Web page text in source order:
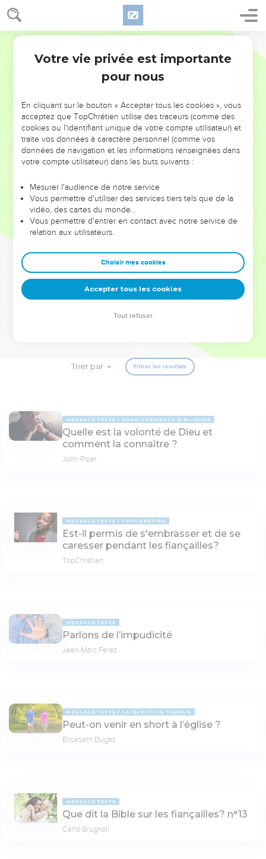
NE MANQUEZ PAS L’ÉVÉNEMENT
DE L’ANNÉE !
ET SI LEURS ERREURS POUVAIENT VOUS ÉVITER LES
VOTRES ?
leur foi ou leur vision. Mais on voit moins les doutes, les erreurs
et les saisons difficiles qu'ils ont traversés, alors même que ce
sont elles qui les ont façonnés.
Dans cette conférence, leaders, entrepreneurs, et responsables
clés pour avancer avec plus de sagesse afin que leurs erreurs
deviennent vos tremplins. Que vous guidiez un ministère, une
équipe, un groupe ou une famille, leur expérience est faite
pour vous.
Trier par Filtrer les résultats
MESSAGE TEXTE ENSEIGNEMENTS BIBLIQUES
Quelle est la volonté de Dieu et
comment la connaître ?
John Piper
MESSAGE TEXTE TOPCHRÉTIEN
Est-il permis de s'embrasser et de se
caresser pendant les fiançailles?
TopChrétien
MESSAGE TEXTE
Parlons de l’impudicité
Jean-Marc Ferez
MESSAGE TEXTE LA QUESTION TABOUE
Peut-on venir en short à l’église ?
Elisabeth Dugas
MESSAGE TEXTE
Que dit la Bible sur les fiançailles? n°13
Carlo Brugnoli
Votre vie privée est importante
pour nous
En cliquant sur le bouton « Accepter tous les cookies », vous
acceptez que TopChrétien utilise des traceurs (comme des
cookies ou l'identifiant unique de votre compte utilisateur) et
traite vos données à caractère personnel (comme vos
données de navigation et les informations renseignées dans
votre compte utilisateur) dans les buts suivants :
Mesurer l'audience de notre service
Vous permettre d'utiliser des services tiers tels que de la
vidéo, des cartes du monde…
Vous permettre d'entrer en contact avec notre service de
relation aux utilisateurs.
Choisir mes cookies
Accepter tous les cookies
Tout refuser